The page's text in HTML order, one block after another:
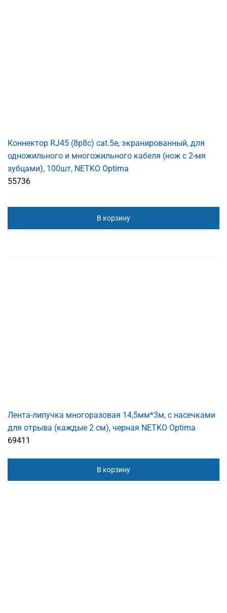
Коннектор RJ45 (8p8c) cat.5е, экранированный, для
одножильного и многожильного кабеля (нож с 2-мя
зубцами), 100шт, NETKO Optima
55736
В корзину
Лента-липучка многоразовая 14,5мм*3м, с насечками
для отрыва (каждые 2 см), черная NETKO Optima
69411
В корзину